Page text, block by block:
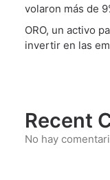
volaron más de
ORO, un activo
invertir en las
Recent
No hay